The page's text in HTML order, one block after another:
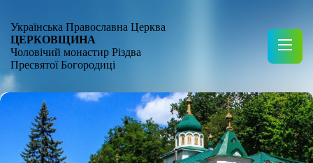
Українська Православна Церква
ЦЕРКОВЩИНА
Чоловічий монастир Різдва
Пресвятої Богородиці